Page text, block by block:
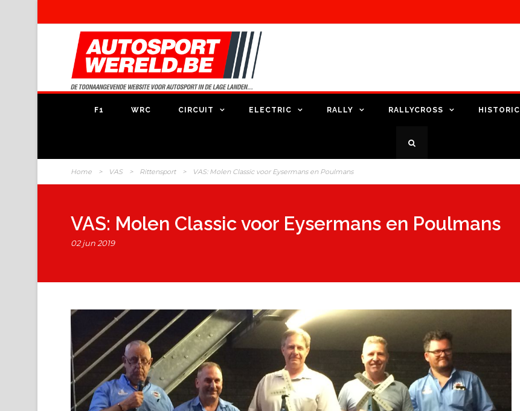
F1 WRC CIRCUIT ELECTRIC RALLY RALLYCROSS HISTORIC
Home > VAS > Rittensport > VAS: Molen Classic voor Eysermans en Poulmans
VAS: Molen Classic voor Eysermans en Poulmans
02 jun 2019